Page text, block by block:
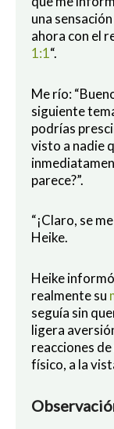
una
ahora con el
1:1“.
Me río:
siguiente
podrías
visto a nadie
parece?”.
“¡Claro, se
Heike.
Heike
realmente su
seguía sin
ligera
reacciones
físico, a la